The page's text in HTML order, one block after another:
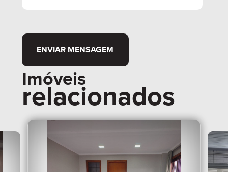
ENVIAR MENSAGEM
Imóveis
relacionados